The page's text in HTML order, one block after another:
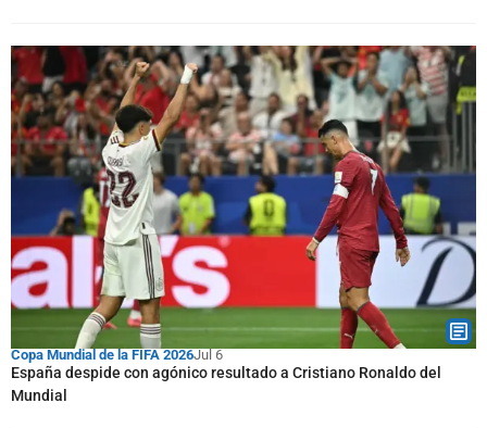
Copa Mundial de la FIFA 2026Jul 6
España despide con agónico resultado a Cristiano Ronaldo del
Mundial